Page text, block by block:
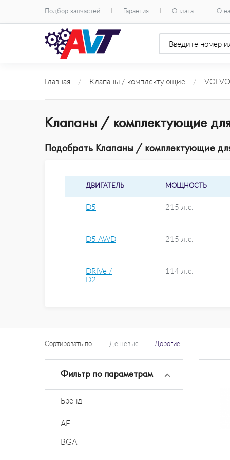
Подбор запчастей Гарантия Оплата О
Главная / Клапаны / комплектующие / VOLVO
Клапаны / комплектующие
Подобрать Клапаны / комплектующие
ДВИГАТЕЛЬ МОЩНОСТЬ
D5 215 л.с.
D5 AWD 215 л.с.
DRIVe /
D2
114 л.с.
Сортировать по: Дешевые Дорогие
Фильтр по параметрам
Бренд
AE
BGA